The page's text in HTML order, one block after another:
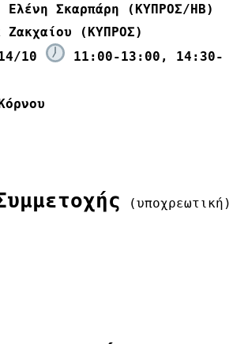
Σκαρπάρη (ΚΥΠΡΟΣ/ΗΒ)
Ζακχαίου (ΚΥΠΡΟΣ)
10
11:00-13:00, 14:30-
(υποχρεωτική)